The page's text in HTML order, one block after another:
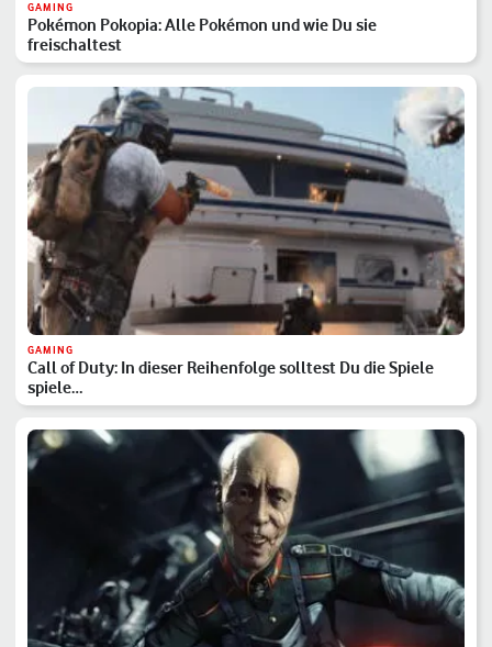
GAMING
Pokémon Pokopia: Alle Pokémon und wie Du sie
freischaltest
GAMING
Call of Duty: In dieser Reihenfolge solltest Du die Spiele
spiele…